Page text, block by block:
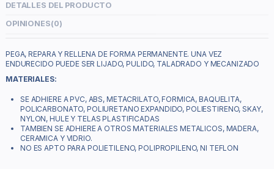
DETALLES DEL PRODUCTO
OPINIONES(0)
PEGA, REPARA Y RELLENA DE FORMA PERMANENTE. UNA VEZ
ENDURECIDO PUEDE SER LIJADO, PULIDO, TALADRADO Y MECANIZADO
MATERIALES:
SE ADHIERE A PVC, ABS, METACRILATO, FORMICA, BAQUELITA,
POLICARBONATO, POLIURETANO EXPANDIDO, POLIESTIRENO, SKAY,
NYLON, HULE Y TELAS PLASTIFICADAS
TAMBIEN SE ADHIERE A OTROS MATERIALES METALICOS, MADERA,
CERAMICA Y VIDRIO.
NO ES APTO PARA POLIETILENO, POLIPROPILENO, NI TEFLON